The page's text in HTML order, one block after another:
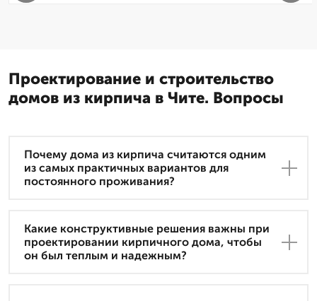
Проектирование и строительство
домов из кирпича в Чите. Вопросы
Почему дома из кирпича считаются одним
из самых практичных вариантов для
постоянного проживания?
Какие конструктивные решения важны при
проектировании кирпичного дома, чтобы
он был теплым и надежным?